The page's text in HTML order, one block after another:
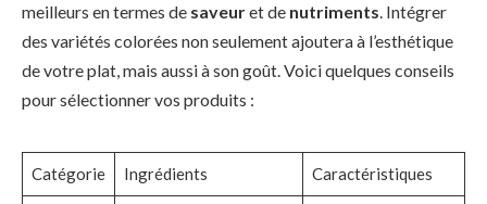
meilleurs en termes de saveuret de nutriments. Intégrer
des variétés colorées non seulement ajoutera à l’esthétique
de votre plat, mais aussi à son goût. Voici quelques conseils
pour sélectionner vos produits :
Catégorie Ingrédients Caractéristiques